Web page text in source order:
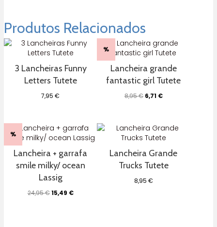
Produtos Relacionados
3 Lancheiras Funny
Letters Tutete
7,95€
%
Lancheira grande
fantastic girl Tutete
8,95€ O
8,95 €.
6,71 €O
6,71 €.
%
Lancheira + garrafa
smile milky/ ocean
Lassig
24,95€O
15,49 €O
Lancheira Grande
Trucks Tutete
8,95 €